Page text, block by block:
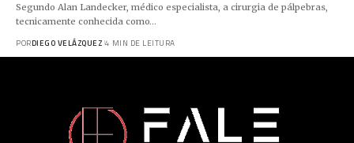
Segundo Alan Landecker, médico especialista, a cirurgia de pálpebras,
tecnicamente conhecida como…
PORDIEGO VELÁZQUEZ 4 MIN DE LEITURA